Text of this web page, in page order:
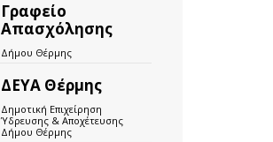
Γραφείο
Απασχόλησης
Δήμου Θέρμης
ΔΕΥΑ Θέρμης
Δημοτική Επιχείρηση
Ύδρευσης & Αποχέτευσης
Δήμου Θέρμης